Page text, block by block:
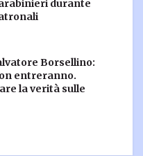
durante
Borsellino:
entreranno.
la verità sulle